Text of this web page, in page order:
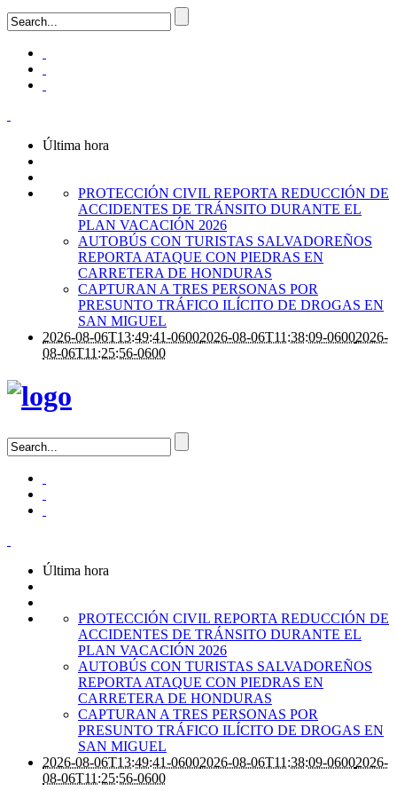
Última hora
PROTECCIÓN CIVIL REPORTA REDUCCIÓN DE
ACCIDENTES DE TRÁNSITO DURANTE EL
PLAN VACACIÓN 2026
AUTOBÚS CON TURISTAS SALVADOREÑOS
REPORTA ATAQUE CON PIEDRAS EN
CARRETERA DE HONDURAS
CAPTURAN A TRES PERSONAS POR
PRESUNTO TRÁFICO ILÍCITO DE DROGAS EN
SAN MIGUEL
2026-08-06T13:49:41-06002026-08-06T11:38:09-06002026-
08-06T11:25:56-0600
Última hora
PROTECCIÓN CIVIL REPORTA REDUCCIÓN DE
ACCIDENTES DE TRÁNSITO DURANTE EL
PLAN VACACIÓN 2026
AUTOBÚS CON TURISTAS SALVADOREÑOS
REPORTA ATAQUE CON PIEDRAS EN
CARRETERA DE HONDURAS
CAPTURAN A TRES PERSONAS POR
PRESUNTO TRÁFICO ILÍCITO DE DROGAS EN
SAN MIGUEL
2026-08-06T13:49:41-06002026-08-06T11:38:09-06002026-
08-06T11:25:56-0600